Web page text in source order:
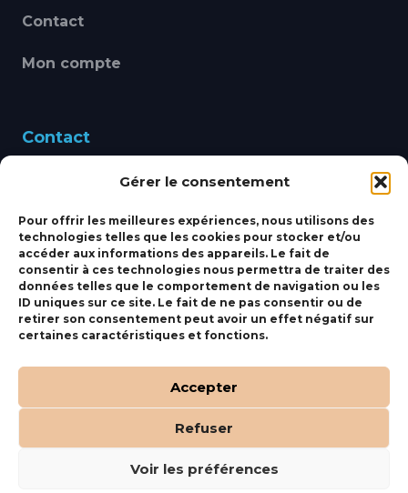
Gérer le consentement
Pour offrir les meilleures expériences, nous utilisons des
technologies telles que les cookies pour stocker et/ou
accéder aux informations des appareils. Le fait de
consentir à ces technologies nous permettra de traiter des
données telles que le comportement de navigation ou les
ID uniques sur ce site. Le fait de ne pas consentir ou de
retirer son consentement peut avoir un effet négatif sur
certaines caractéristiques et fonctions.
Accepter
Refuser
Voir les préférences
Contact
Mon compte
Contact
460 Avenue Alain Le
bbsmarine@bbs-
marine.fr
Fixe:04 27 50 24 50
Mobile:06 69 44 48 83
Orocom .